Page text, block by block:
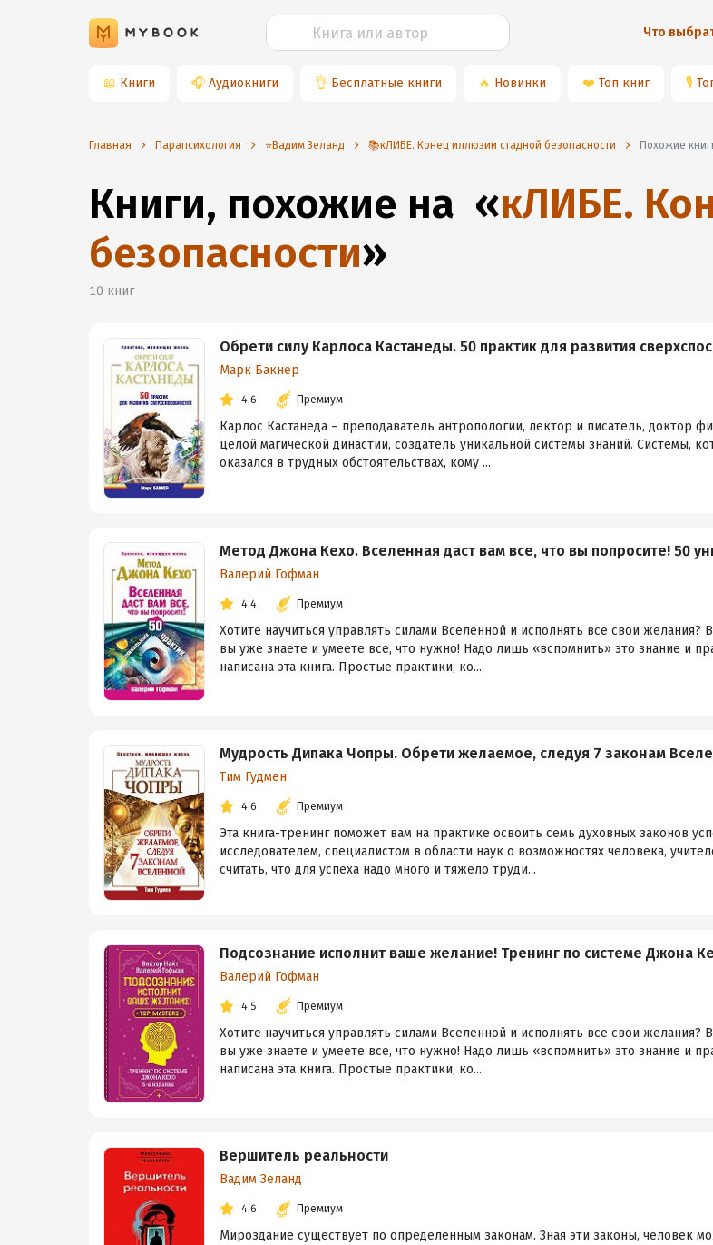
Что
📖 Книги 🎧 Аудиокниги 👌 Бесплатные книги 🔥 Новинки ❤️ Топ книг 🎙
Главная Парапсихология ⭐️Вадим Зеланд 📚кЛИБЕ. Конец иллюзии стадной безопасности Похожие
Книги, похожие на «кЛИБЕ.
безопасности»
10 книг
Обрети силу Карлоса Кастанеды. 50 практик для развития
Марк Бакнер
4.6 Премиум
Карлос Кастанеда – преподаватель антропологии, лектор и писатель, доктор
целой магической династии, создатель уникальной системы знаний. Системы,
оказался в трудных обстоятельствах, кому ...
Метод Джона Кехо. Вселенная даст вам все, что вы попросите! 50
Валерий Гофман
4.4 Премиум
Хотите научиться управлять силами Вселенной и исполнять все свои
вы уже знаете и умеете все, что нужно! Надо лишь «вспомнить» это знание и
написана эта книга. Простые практики, ко...
Мудрость Дипака Чопры. Обрети желаемое, следуя 7 законам
Тим Гудмен
4.6 Премиум
Эта книга-тренинг поможет вам на практике освоить семь духовных законов
исследователем, специалистом в области наук о возможностях человека,
считать, что для успеха надо много и тяжело труди...
Подсознание исполнит ваше желание! Тренинг по системе Джона
Валерий Гофман
4.5 Премиум
Хотите научиться управлять силами Вселенной и исполнять все свои
вы уже знаете и умеете все, что нужно! Надо лишь «вспомнить» это знание и
написана эта книга. Простые практики, ко...
Вершитель реальности
Вадим Зеланд
4.6 Премиум
Мироздание существует по определенным законам. Зная эти законы, человек